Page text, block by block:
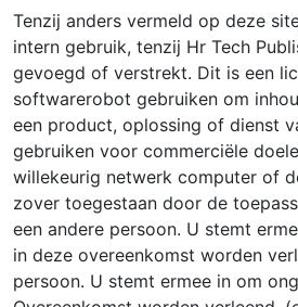
Tenzij anders vermeld op deze
intern gebruik, tenzij Hr Tech
gevoegd of verstrekt. Dit is een
softwarerobot gebruiken om
een product, oplossing of dienst
gebruiken voor commerciële
willekeurig netwerk computer of
zover toegestaan door de
een andere persoon. U stemt
in deze overeenkomst worden
persoon. U stemt ermee in om